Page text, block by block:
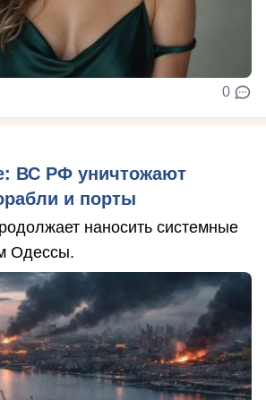
0
ВС РФ уничтожают
и порты
наносить системные
Одессы.